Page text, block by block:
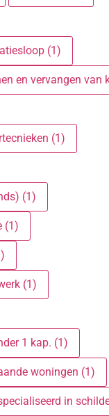
(1)
en vervangen van
(1)
(1)
(1)
(1)
1 kap. (1)
woningen (1)
in